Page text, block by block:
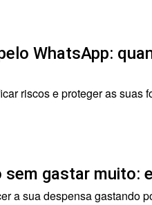
WhatsApp:
riscos e proteger as suas
sem gastar muito:
a sua despensa gastando